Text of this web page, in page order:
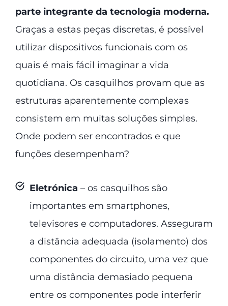
parte integrante da tecnologia moderna.
Graças a estas peças discretas, é possível
utilizar dispositivos funcionais com os
quais é mais fácil imaginar a vida
quotidiana. Os casquilhos provam que as
estruturas aparentemente complexas
consistem em muitas soluções simples.
Onde podem ser encontrados e que
funções desempenham?
Eletrónica – os casquilhos são
importantes em smartphones,
televisores e computadores. Asseguram
a distância adequada (isolamento) dos
componentes do circuito, uma vez que
uma distância demasiado pequena
entre os componentes pode interferir